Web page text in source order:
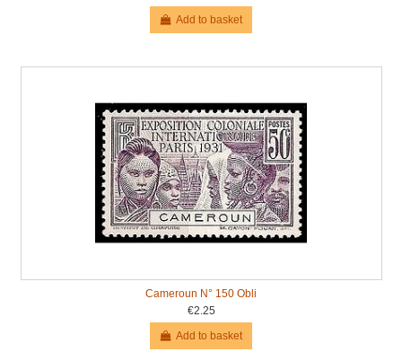
Add to basket
Cameroun N° 150 Obli
€2.25
Add to basket